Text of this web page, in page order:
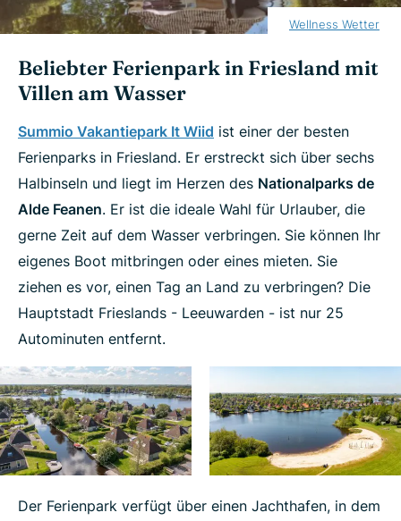
Wellness Wetter
Beliebter Ferienpark in Friesland mit
Villen am Wasser
Summio Vakantiepark It Wiid ist einer der besten
Ferienparks in Friesland. Er erstreckt sich über sechs
Halbinseln und liegt im Herzen des Nationalparks de
Alde Feanen. Er ist die ideale Wahl für Urlauber, die
gerne Zeit auf dem Wasser verbringen. Sie können Ihr
eigenes Boot mitbringen oder eines mieten. Sie
ziehen es vor, einen Tag an Land zu verbringen? Die
Hauptstadt Frieslands - Leeuwarden - ist nur 25
Autominuten entfernt.
Der Ferienpark verfügt über einen Jachthafen, in dem